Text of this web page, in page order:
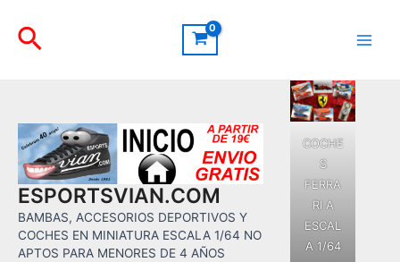
contenido
Buscar
ESPORTSVIAN.COM
BAMBAS, ACCESORIOS DEPORTIVOS Y
COCHES EN MINIATURA ESCALA 1/64 NO
APTOS PARA MENORES DE 4 AÑOS
COCHE
S
FERRA
RI A
ESCAL
A 1/64